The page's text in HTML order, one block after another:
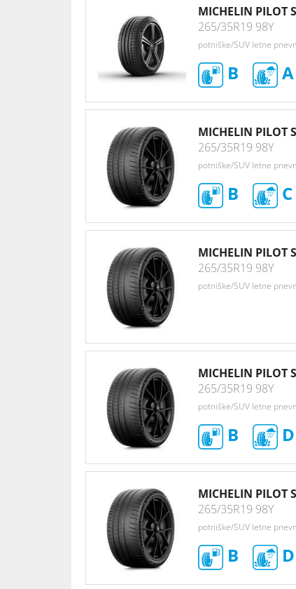
MICHELIN PILOT
265/35R19 98Y
potniške/SUV letne
B A
MICHELIN PILOT
265/35R19 98Y
potniške/SUV letne
B C
MICHELIN PILOT
265/35R19 98Y
potniške/SUV letne
MICHELIN PILOT
265/35R19 98Y
potniške/SUV letne
B D
MICHELIN PILOT
265/35R19 98Y
potniške/SUV letne
B D